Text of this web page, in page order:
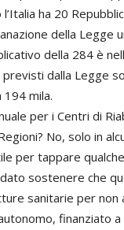
ha 20
della
della 284 è
dalla Legge
mila.
per i Centri di
No, solo in
per tappare
sostenere che
sanitarie per non
finanziato